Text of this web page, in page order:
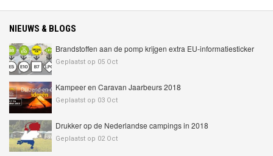
NIEUWS & BLOGS
Brandstoffen aan de pomp krijgen extra EU-informatiesticker
Geplaatst op 05 Oct
Kampeer en Caravan Jaarbeurs 2018
Geplaatst op 03 Oct
Drukker op de Nederlandse campings in 2018
Geplaatst op 02 Oct